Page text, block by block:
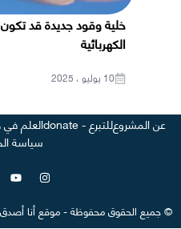
خلية وقود جديدة قد
الكهربائية
10 يوليو ، 2025
عن المشروعللتبرع - donate العلم في
سياسة
©جميع الحقوق محفوظة-موقعأنا